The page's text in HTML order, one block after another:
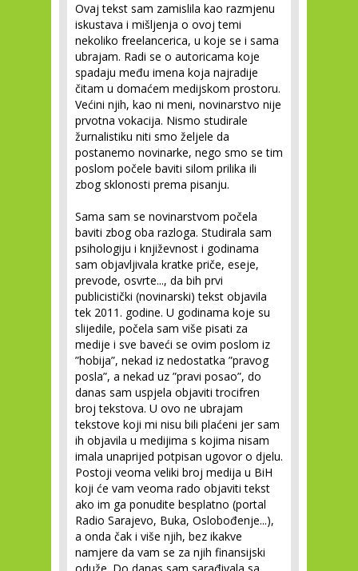
Ovaj tekst sam zamislila kao razmjenu
iskustava i mišljenja o ovoj temi
nekoliko freelancerica, u koje se i sama
ubrajam. Radi se o autoricama koje
spadaju među imena koja najradije
čitam u domaćem medijskom prostoru.
Većini njih, kao ni meni, novinarstvo nije
prvotna vokacija. Nismo studirale
žurnalistiku niti smo željele da
postanemo novinarke, nego smo se tim
poslom počele baviti silom prilika ili
zbog sklonosti prema pisanju.
Sama sam se novinarstvom počela
baviti zbog oba razloga. Studirala sam
psihologiju i književnost i godinama
sam objavljivala kratke priče, eseje,
prevode, osvrte..., da bih prvi
publicistički (novinarski) tekst objavila
tek 2011. godine. U godinama koje su
slijedile, počela sam više pisati za
medije i sve baveći se ovim poslom iz
”hobija”, nekad iz nedostatka ”pravog
posla”, a nekad uz ”pravi posao”, do
danas sam uspjela objaviti trocifren
broj tekstova. U ovo ne ubrajam
tekstove koji mi nisu bili plaćeni jer sam
ih objavila u medijima s kojima nisam
imala unaprijed potpisan ugovor o djelu.
Postoji veoma veliki broj medija u BiH
koji će vam veoma rado objaviti tekst
ako im ga ponudite besplatno (portal
Radio Sarajevo, Buka, Oslobođenje...),
a onda čak i više njih, bez ikakve
namjere da vam se za njih finansijski